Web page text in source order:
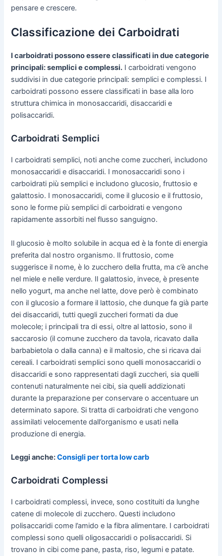
pensare e crescere.
Classificazione dei Carboidrati
I carboidrati possono essere classificati in due categorie
principali: semplici e complessi. I carboidrati vengono
suddivisi in due categorie principali: semplici e complessi. I
carboidrati possono essere classificati in base alla loro
struttura chimica in monosaccaridi, disaccaridi e
polisaccaridi.
Carboidrati Semplici
I carboidrati semplici, noti anche come zuccheri, includono
monosaccaridi e disaccaridi. I monosaccaridi sono i
carboidrati più semplici e includono glucosio, fruttosio e
galattosio. I monosaccaridi, come il glucosio e il fruttosio,
sono le forme più semplici di carboidrati e vengono
rapidamente assorbiti nel flusso sanguigno.
Il glucosio è molto solubile in acqua ed è la fonte di energia
preferita dal nostro organismo. Il fruttosio, come
suggerisce il nome, è lo zucchero della frutta, ma c’è anche
nel miele e nelle verdure. Il galattosio, invece, è presente
nello yogurt, ma anche nel latte, dove però è combinato
con il glucosio a formare il lattosio, che dunque fa già parte
dei disaccaridi, tutti quegli zuccheri formati da due
molecole; i principali tra di essi, oltre al lattosio, sono il
saccarosio (il comune zucchero da tavola, ricavato dalla
barbabietola o dalla canna) e il maltosio, che si ricava dai
cereali. I carboidrati semplici sono quelli monosaccaridi o
disaccaridi e sono rappresentati dagli zuccheri, sia quelli
contenuti naturalmente nei cibi, sia quelli addizionati
durante la preparazione per conservare o accentuare un
determinato sapore. Si tratta di carboidrati che vengono
assimilati velocemente dall’organismo e usati nella
produzione di energia.
Leggi anche:Consigli per torta low carb
Carboidrati Complessi
I carboidrati complessi, invece, sono costituiti da lunghe
catene di molecole di zucchero. Questi includono
polisaccaridi come l’amido e la fibra alimentare. I carboidrati
complessi sono quelli oligosaccaridi o polisaccaridi. Si
trovano in cibi come pane, pasta, riso, legumi e patate.